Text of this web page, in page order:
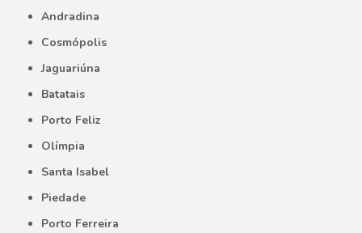
Andradina
Cosmópolis
Jaguariúna
Batatais
Porto Feliz
Olímpia
Santa Isabel
Piedade
Porto Ferreira